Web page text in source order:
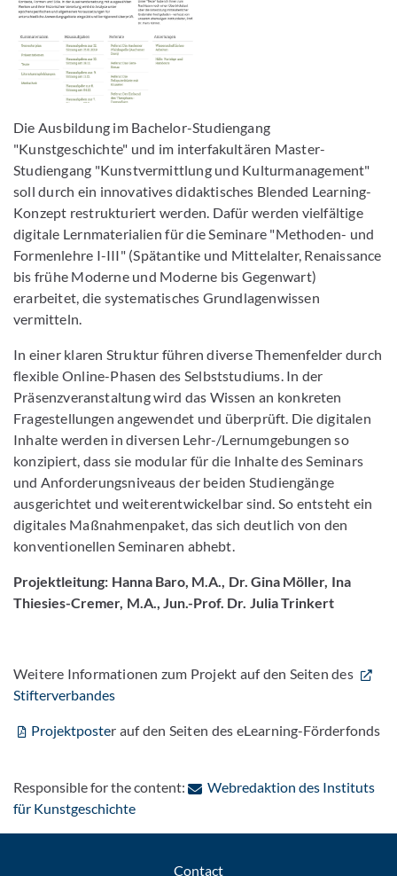
Die Ausbildung im Bachelor-Studiengang
"Kunstgeschichte" und im interfakultären Master-
Studiengang "Kunstvermittlung und Kulturmanagement"
soll durch ein innovatives didaktisches Blended Learning-
Konzept restrukturiert werden. Dafür werden vielfältige
digitale Lernmaterialien für die Seminare "Methoden- und
Formenlehre I-III" (Spätantike und Mittelalter, Renaissance
bis frühe Moderne und Moderne bis Gegenwart)
erarbeitet, die systematisches Grundlagenwissen
vermitteln.
In einer klaren Struktur führen diverse Themenfelder durch
flexible Online-Phasen des Selbststudiums. In der
Präsenzveranstaltung wird das Wissen an konkreten
Fragestellungen angewendet und überprüft. Die digitalen
Inhalte werden in diversen Lehr-/Lernumgebungen so
konzipiert, dass sie modular für die Inhalte des Seminars
und Anforderungsniveaus der beiden Studiengänge
ausgerichtet und weiterentwickelbar sind. So entsteht ein
digitales Maßnahmenpaket, das sich deutlich von den
konventionellen Seminaren abhebt.
Projektleitung: Hanna Baro, M.A., Dr. Gina Möller, Ina
Thiesies-Cremer, M.A., Jun.-Prof. Dr. Julia Trinkert
Weitere Informationen zum Projekt auf den Seiten des
Stifterverbandes
Projektposter auf den Seiten des eLearning-Förderfonds
Responsible for the content:
Webredaktion des Instituts
für Kunstgeschichte: Contact by e-mail
Contact